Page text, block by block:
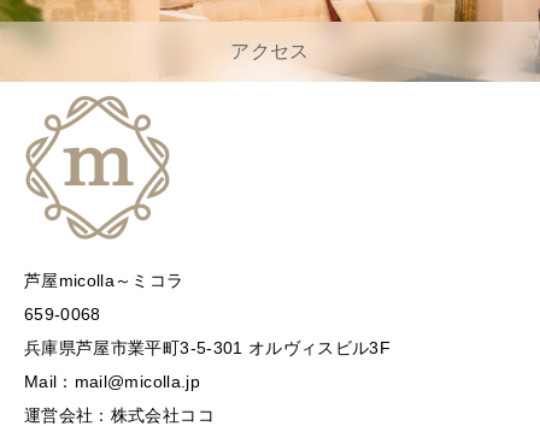
アクセス
芦屋micolla～ミコラ
659-0068
兵庫県芦屋市業平町3-5-301 オルヴィスビル3F
Mail：mail@micolla.jp
運営会社：株式会社ココ